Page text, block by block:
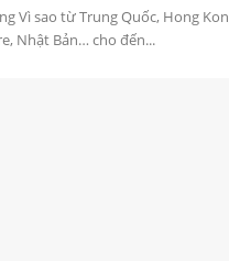
Vì sao từ Trung Quốc, Hong
Nhật Bản… cho đến...